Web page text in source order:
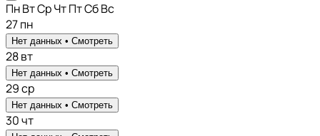
ПнВтСрЧтПтСбВс
27пн
Нет данных • Смотреть
28вт
Нет данных • Смотреть
29ср
Нет данных • Смотреть
30чт